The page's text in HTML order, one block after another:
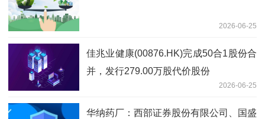
2026-06-25
佳兆业健康(00876.HK)完成50合1股份合
并，发行279.00万股代价股份
2026-06-25
华纳药厂：西部证券股份有限公司、国盛